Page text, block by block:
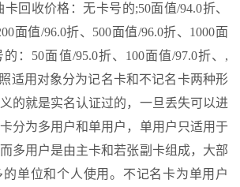
回收价格：无卡号的;50面值/94.0折、
面值/96.0折、500面值/96.0折、1000面
：50面值/95.0折、100面值/97.0折、,
适用对象分为记名卡和不记名卡两种形
的就是实名认证过的，一旦丢失可以进
分为多用户和单用户，单用户只适用于
多用户是由主卡和若张副卡组成，大部
单位和个人使用。不记名卡为单用户